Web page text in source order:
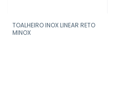
TOALHEIRO INOX LINEAR RETO
MINOX